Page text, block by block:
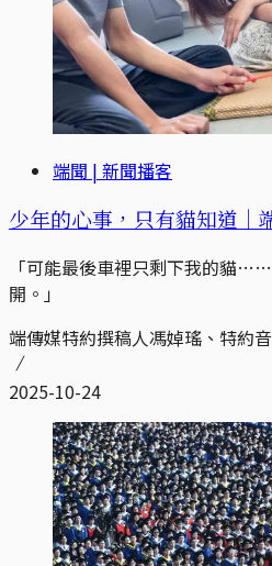
端聞 | 新聞播客
少年的心事，只有貓知道｜
「可能最後車裡只剩下我的貓
開。」
端傳媒特約撰稿人馮婥瑤、特約
2025-10-24